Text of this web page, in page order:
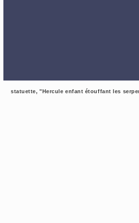
statuette, "Hercule enfant étouffant les